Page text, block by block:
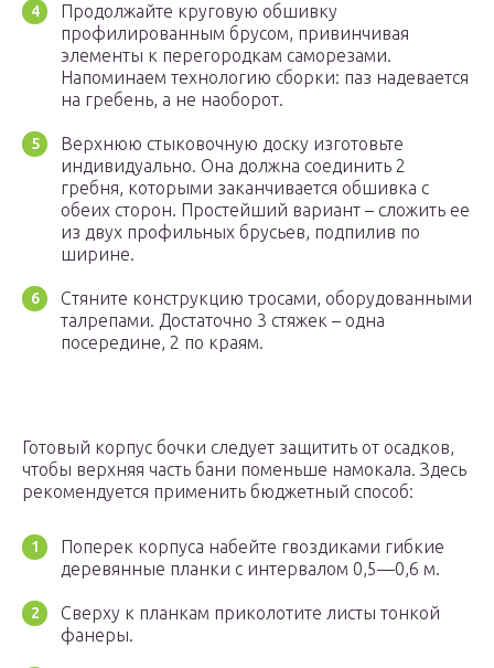
Продолжайте круговую обшивку
профилированным брусом, привинчивая
элементы к перегородкам саморезами.
Напоминаем технологию сборки: паз надевается
на гребень, а не наоборот.
Верхнюю стыковочную доску изготовьте
индивидуально. Она должна соединить 2
гребня, которыми заканчивается обшивка с
обеих сторон. Простейший вариант – сложить ее
из двух профильных брусьев, подпилив по
ширине.
Стяните конструкцию тросами, оборудованными
талрепами. Достаточно 3 стяжек – одна
посередине, 2 по краям.
Готовый корпус бочки следует защитить от осадков,
чтобы верхняя часть бани поменьше намокала. Здесь
рекомендуется применить бюджетный способ:
Поперек корпуса набейте гвоздиками гибкие
деревянные планки с интервалом 0,5—0,6 м.
Сверху к планкам приколотите листы тонкой
фанеры.